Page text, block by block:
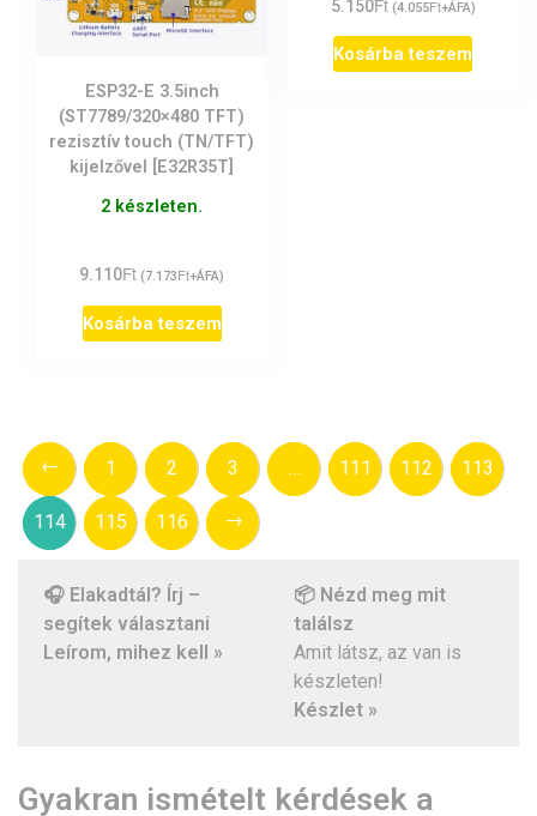
ESP32-E 3.5inch
(ST7789/320×480 TFT)
rezisztív touch (TN/TFT)
kijelzővel [E32R35T]
2 készleten.
9.110Ft (7.173Ft+ÁFA)
Kosárba teszem
5.150 (4.055Ft+ÁFA)
Kosárba teszem
← 1 2 3 … 111 112 113
114 115 116 →
🎧 Elakadtál? Írj –
segítek választani
Leírom, mihez kell »
📦 Nézd meg mit
találsz
Amit látsz, az van is
készleten!
Készlet »
Gyakran ismételt kérdések a